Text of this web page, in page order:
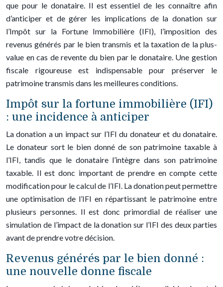
que pour le donataire. Il est essentiel de les connaître afin
d’anticiper et de gérer les implications de la donation sur
l’Impôt sur la Fortune Immobilière (IFI), l’imposition des
revenus générés par le bien transmis et la taxation de la plus-
value en cas de revente du bien par le donataire. Une gestion
fiscale rigoureuse est indispensable pour préserver le
patrimoine transmis dans les meilleures conditions.
Impôt sur la fortune immobilière (IFI)
: une incidence à anticiper
La donation a un impact sur l’IFI du donateur et du donataire.
Le donateur sort le bien donné de son patrimoine taxable à
l’IFI, tandis que le donataire l’intègre dans son patrimoine
taxable. Il est donc important de prendre en compte cette
modification pour le calcul de l’IFI. La donation peut permettre
une optimisation de l’IFI en répartissant le patrimoine entre
plusieurs personnes. Il est donc primordial de réaliser une
simulation de l’impact de la donation sur l’IFI des deux parties
avant de prendre votre décision.
Revenus générés par le bien donné :
une nouvelle donne fiscale